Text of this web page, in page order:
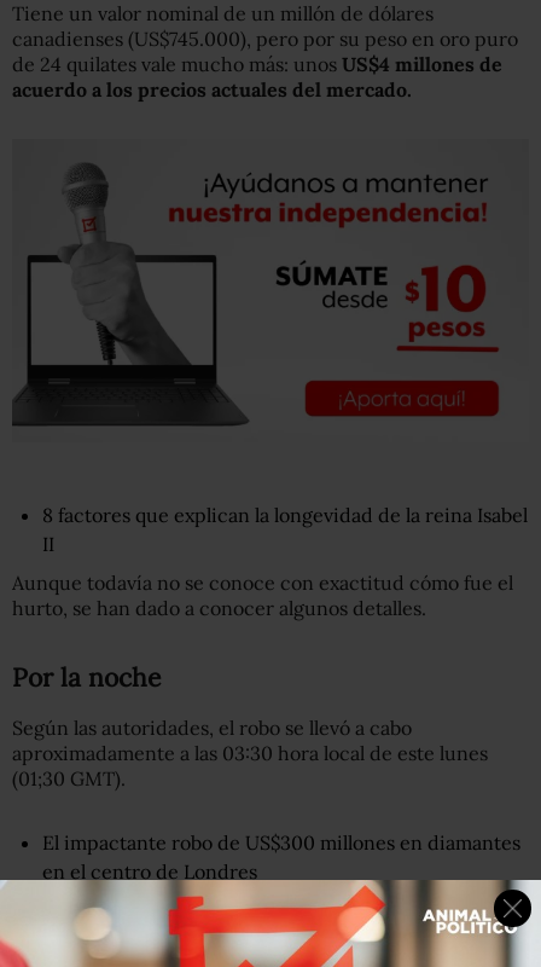
Tiene un valor nominal de un millón de dólares
canadienses (US$745.000), pero por su peso en oro puro
de 24 quilates vale mucho más: unos US$4 millones de
acuerdo a los precios actuales del mercado.
8 factores que explican la longevidad de la reina Isabel
II
Aunque todavía no se conoce con exactitud cómo fue el
hurto, se han dado a conocer algunos detalles.
Por la noche
Según las autoridades, el robo se llevó a cabo
aproximadamente a las 03:30 hora local de este lunes
(01;30 GMT).
El impactante robo de US$300 millones en diamantes
en el centro de Londres
La policía de Berlín señaló en un comunicado que creen
que el o los responsables del roborompieron una
ventana en la parte trasera del museo
, justo al lado de